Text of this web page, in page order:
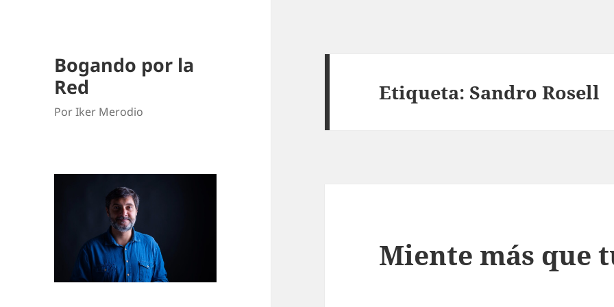
Bogando por la
Red
Por Iker Merodio
Etiqueta:Sandro Rosell
Miente más que